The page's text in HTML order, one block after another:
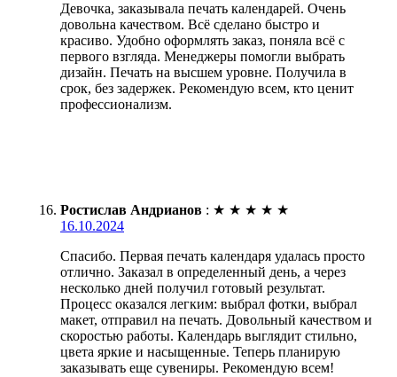
Девочка, заказывала печать календарей. Очень
довольна качеством. Всё сделано быстро и
красиво. Удобно оформлять заказ, поняла всё с
первого взгляда. Менеджеры помогли выбрать
дизайн. Печать на высшем уровне. Получила в
срок, без задержек. Рекомендую всем, кто ценит
профессионализм.
Ростислав Андрианов : ★ ★ ★ ★ ★
16.10.2024
Спасибо. Первая печать календаря удалась просто
отлично. Заказал в определенный день, а через
несколько дней получил готовый результат.
Процесс оказался легким: выбрал фотки, выбрал
макет, отправил на печать. Довольный качеством и
скоростью работы. Календарь выглядит стильно,
цвета яркие и насыщенные. Теперь планирую
заказывать еще сувениры. Рекомендую всем!